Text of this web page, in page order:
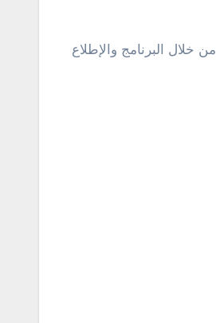
البرنامج والإطلاع